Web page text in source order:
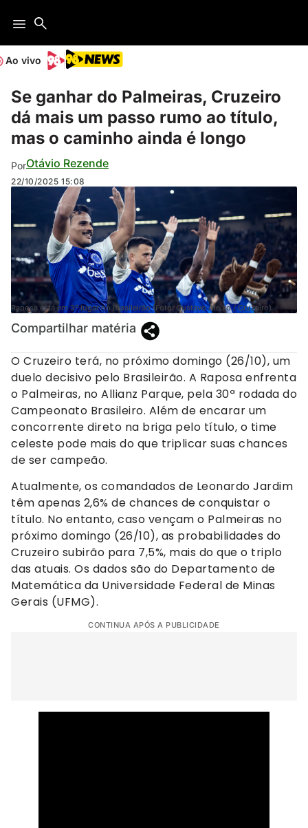
Ao vivo
Se ganhar do Palmeiras, Cruzeiro
dá mais um passo rumo ao título,
mas o caminho ainda é longo
PorOtávio Rezende
22/10/2025 15:08
Raposa está em 3º lugar no Brasileirão (Foto: Gustavo Aleixo / Cruzeiro)
Compartilhar matéria
O Cruzeiro terá, no próximo domingo (26/10), um
duelo decisivo pelo Brasileirão. A Raposa enfrenta
o Palmeiras, no Allianz Parque, pela 30ª rodada do
Campeonato Brasileiro. Além de encarar um
concorrente direto na briga pelo título, o time
celeste pode mais do que triplicar suas chances
de ser campeão.
Atualmente, os comandados de Leonardo Jardim
têm apenas 2,6% de chances de conquistar o
título. No entanto, caso vençam o Palmeiras no
próximo domingo (26/10), as probabilidades do
Cruzeiro subirão para 7,5%, mais do que o triplo
das atuais. Os dados são do Departamento de
Matemática da Universidade Federal de Minas
Gerais (UFMG).
CONTINUA APÓS A PUBLICIDADE